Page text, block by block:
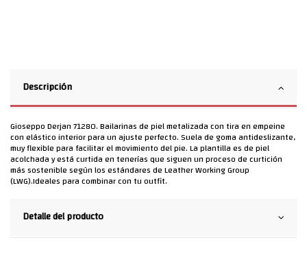
Descripción
Gioseppo Derjan 71280. Bailarinas de piel metalizada con tira en empeine
con elástico interior para un ajuste perfecto. Suela de goma antideslizante,
muy flexible para facilitar el movimiento del pie. La plantilla es de piel
acolchada y está curtida en tenerías que siguen un proceso de curtición
más sostenible según los estándares de Leather Working Group
(LWG).Ideales para combinar con tu outfit.
Detalle del producto